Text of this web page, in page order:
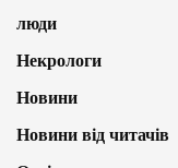
люди
Некрологи
Новини
Новини від читачів